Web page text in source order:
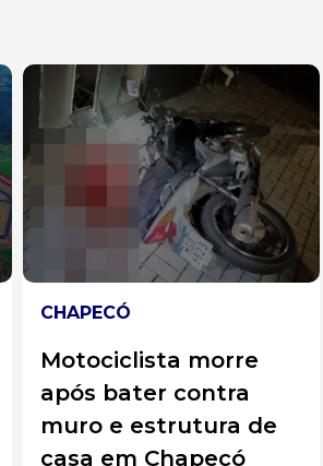
CHAPECÓ
Motociclista morre
após bater contra
muro e estrutura de
casa em Chapecó